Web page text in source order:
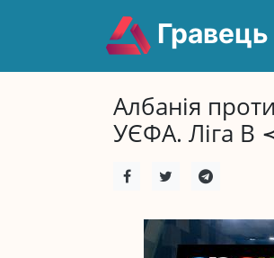
Албанія
УЄФА. Ліга B